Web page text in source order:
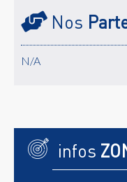
Nos
N/A
infos